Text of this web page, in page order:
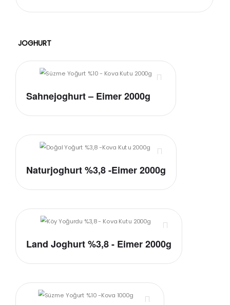
JOGHURT
Sahnejoghurt – Eimer 2000g
Naturjoghurt %3,8 -Eimer 2000g
Land Joghurt %3,8 - Eimer 2000g